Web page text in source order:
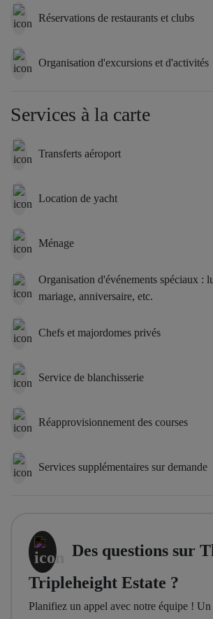
sq. ft. comprend des salles de bains
ainsi qu’un coin salon attenant. Le deuxième
et une impressionnante terrasse extérieure de
agrémentée de deux pergolas, de foyers, d’un
accueillir quatre voitures, faisant de cette
luxe dans les Hamptons.
Réservations de restaurants et clubs
Organisation d'excursions et d'activités
Services à la carte
Transferts aéroport
Location de yacht
Ménage
Organisation d'événements spéciaux :
mariage, anniversaire, etc.
Chefs et majordomes privés
Service de blanchisserie
Réapprovisionnement des courses
Services supplémentaires sur demande
Des questions sur
Tripleheight Estate ?
Planifiez un appel avec notre équipe !